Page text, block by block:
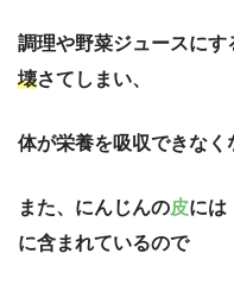
調理や野菜ジュースにす
壊さてしまい、
体が栄養を吸収できなく
また、にんじんの皮には
に含まれているので